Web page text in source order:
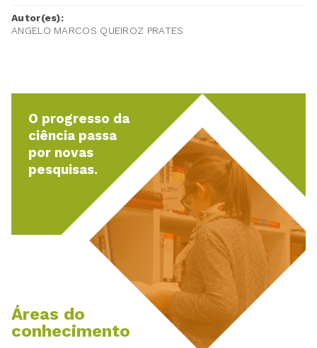
Autor(es):
ANGELO MARCOS QUEIROZ PRATES
O progresso da
ciência passa
por novas
pesquisas.
Áreas do
conhecimento